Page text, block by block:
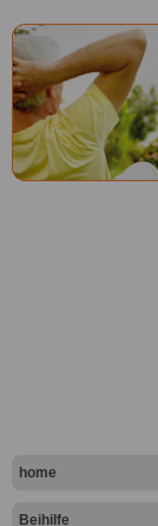
home
Beihilfe